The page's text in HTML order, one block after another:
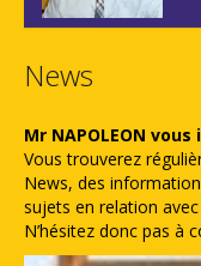
News
Mr NAPOLEON
Vous trouverez
News, des
sujets en relation
N’hésitez donc pas à